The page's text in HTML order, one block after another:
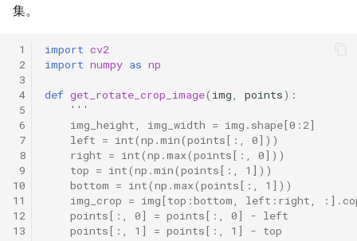
集。
1
2
3
4
5
6
7
8
9
10
11
12
13
import cv2
import numpy as np
def get_rotate_crop_image( img, points):
'''
    img_height, img_width = img.shape[0:2]
    left = int(np.min(points[:, 0]))
    right = int(np.max(points[:, 0]))
    top = int(np.min(points[:, 1]))
    bottom = int(np.max(points[:, 1]))
img_crop = img[top:bottom, left:right,
    points[:, 0] = points[:, 0] - left
    points[:, 1] = points[:, 1] - top